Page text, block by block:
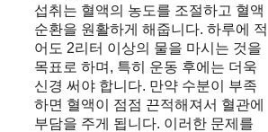
섭취는 혈액의 농도를 조절하고 혈액
순환을 원활하게 해줍니다. 하루에 적
어도 2리터 이상의 물을 마시는 것을
목표로 하며, 특히 운동 후에는 더욱
신경 써야 합니다. 만약 수분이 부족
하면 혈액이 점점 끈적해져서 혈관에
부담을 주게 됩니다. 이러한 문제를